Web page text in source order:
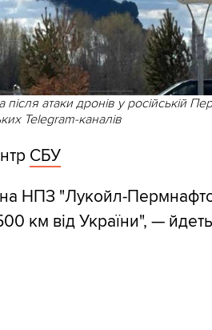
атаки дронів у російській
Telegram-каналів
СБУ
НПЗ "Лукойл-
км від України", —